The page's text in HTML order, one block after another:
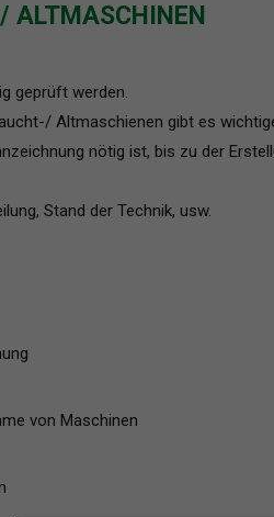
ALTMASCHINEN
geprüft werden.
Altmaschienen gibt es
nötig ist, bis zu der
Stand der Technik, usw.
von Maschinen